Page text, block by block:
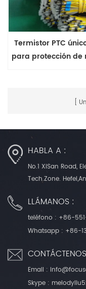
Termistor PTC
para protección de
HABLA A :
No.1 XiSan Road,
Tech.Zone.
LLÁMANOS :
teléfono : +86-
Whatsapp : +86-
Email :
Skype :